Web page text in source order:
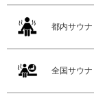
都内サウナ
全国サウナ